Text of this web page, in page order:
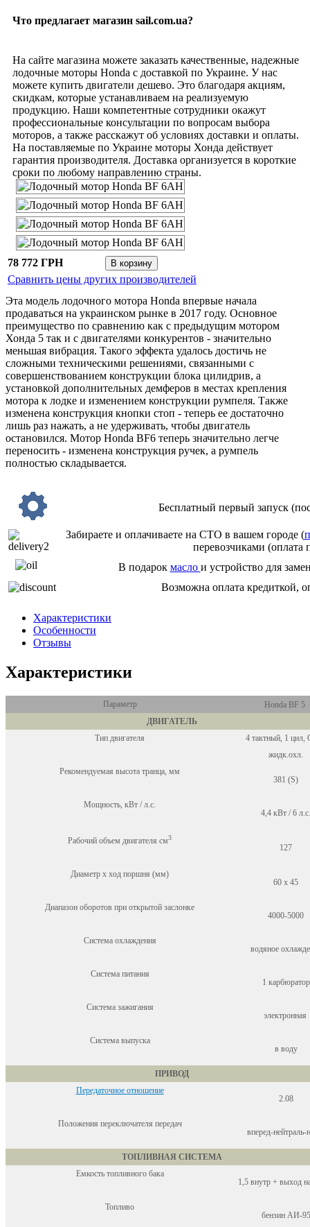
Что предлагает магазин sail.com.ua?
На сайте магазина можете заказать качественные, надежные
лодочные моторы Honda с доставкой по Украине. У нас
можете купить двигатели дешево. Это благодаря акциям,
скидкам, которые устанавливаем на реализуемую
продукцию. Наши компетентные сотрудники окажут
профессиональные консультации по вопросам выбора
моторов, а также расскажут об условиях доставки и оплаты.
На поставляемые по Украине моторы Хонда действует
гарантия производителя. Доставка организуется в короткие
сроки по любому направлению страны.
78 772 ГРН
Сравнить цены других производителей
Эта модель лодочного мотора Honda впервые начала
продаваться на украинском рынке в 2017 году. Основное
преимущество по сравнению как с предыдущим мотором
Хонда 5 так и с двигателями конкурентов - значительно
меньшая вибрация. Такого эффекта удалось достичь не
сложными техническими решениями, связанными с
совершенствованием конструкции блока цилидрив, а
установкой дополнительных демферов в местах крепления
мотора к лодке и изменением конструкции румпеля. Также
изменена конструкция кнопки стоп - теперь ее достаточно
лишь раз нажать, а не удерживать, чтобы двигатель
остановился. Мотор Honda BF6 теперь значительно легче
переносить - изменена конструкция ручек, а румпель
полностью складывается.
Бесплатный первый запуск
Забираете и оплачиваете на СТО в вашем городе (
перевозчиками (оплата
В подарок масло и устройство для
Возможна оплата кредиткой,
Характеристики
Особенности
Отзывы
Характеристики
Параметр
Honda BF 5
ДВИГАТЕЛЬ
Тип двигателя
4 тактный, 1 цил,
жидк.охл.
Рекомендуемая высота транца, мм
381 (S)
Мощность, кВт / л.с.
4,4 кВт / 6 л.с.
Рабочий объем двигателя см3
127
Диаметр x ход поршня (мм)
60 х 45
Диапазон оборотов при открытой заслонке
4000-5000
Система охлаждения
водяное
Система питания
1 карбюратор
Система зажигания
электронная
Система выпуска
в воду
ПРИВОД
Передаточное отношение
2.08
Положения переключателя передач
вперед-нейтраль-
ТОПЛИВНАЯ СИСТЕМА
Емкость топливного бака
1,5 внутр + выход
Топливо
бензин АИ-95